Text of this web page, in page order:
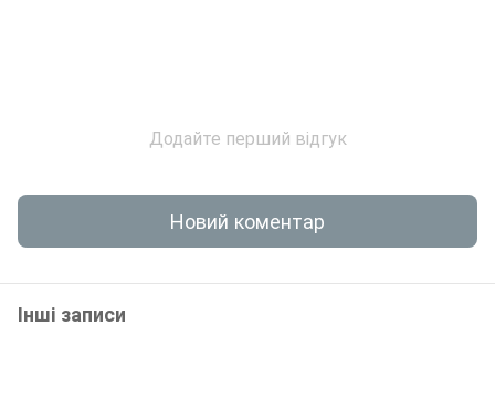
Додайте перший відгук
Новий коментар
Інші записи